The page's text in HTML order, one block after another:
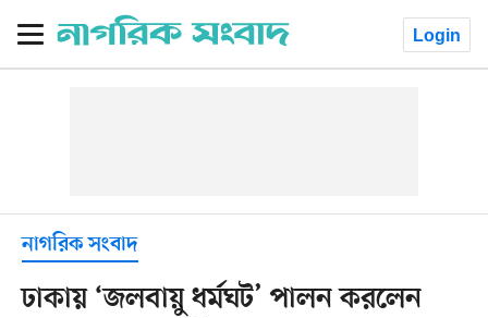
Login
নাগরিক সংবাদ
ঢাকায় ‘জলবায়ু ধর্মঘট’ পালন করলেন